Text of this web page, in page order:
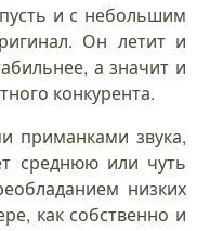
и с небольшим
Он летит и
а значит и
конкурента.
приманками звука,
среднюю или чуть
низких
как собственно и